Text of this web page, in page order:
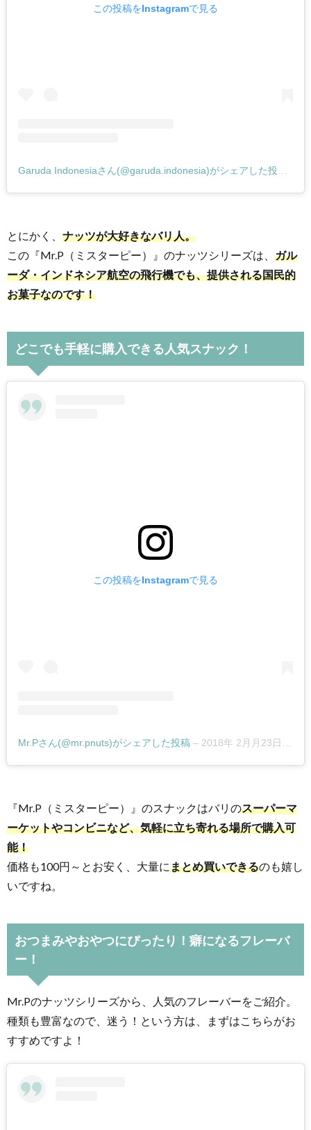
この投稿をInstagramで見る
とにかく、 ナッツが大好きなバリ人。
この『Mr.P（ミスターピー）』のナッツシリーズは、 ガル
ーダ・インドネシア航空の飛行機でも、提供される国民的
お菓子なのです！
どこでも手軽に購入できる人気スナック！
この投稿をInstagramで見る
Mr.Pさん(@mr.pnuts)がシェアした投稿 – 2018年 2月月23日午前2時37分PST
『Mr.P（ミスターピー）』のスナックはバリのスーパーマ
ーケットやコンビニなど、気軽に立ち寄れる場所で購入可
能！
価格も100円～とお安く、大量にまとめ買いできるのも嬉し
いですね。
おつまみやおやつにぴったり！癖になるフレーバ
ー！
Mr.Pのナッツシリーズから、人気のフレーバーをご紹介。
種類も豊富なので、迷う！という方は、まずはこちらがお
すすめですよ！